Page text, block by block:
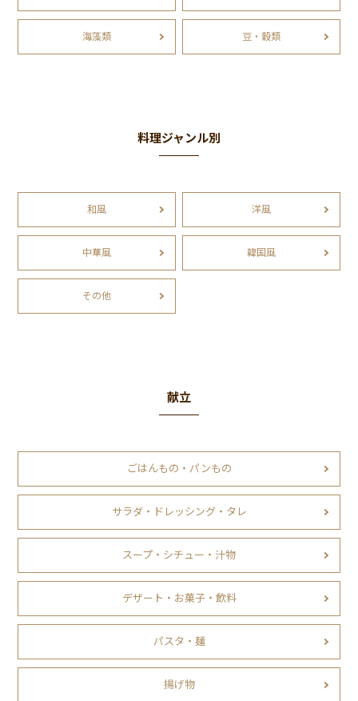
海藻類 豆・穀類
料理ジャンル別
和風 洋風
中華風 韓国風
その他
献立
ごはんもの・パンもの
サラダ・ドレッシング・タレ
スープ・シチュー・汁物
デザート・お菓子・飲料
パスタ・麺
揚げ物